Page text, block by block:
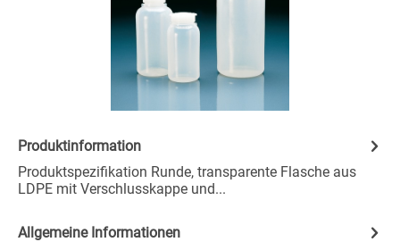
Produktinformation
Produktspezifikation Runde, transparente Flasche aus
LDPE mit Verschlusskappe und...
Allgemeine Informationen